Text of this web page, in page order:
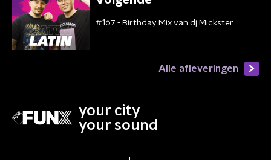
#167 - Birthday Mix van dj Mickster
Alle afleveringen
your city
your sound